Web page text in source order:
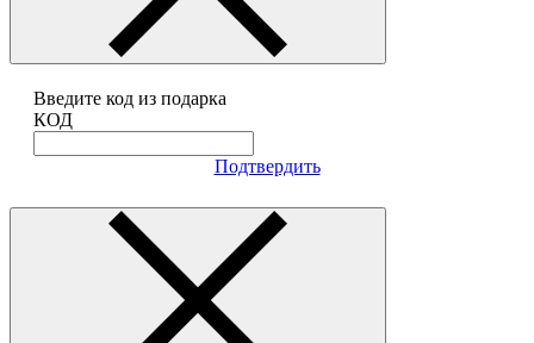
Введите код из подарка
КОД
Подтвердить